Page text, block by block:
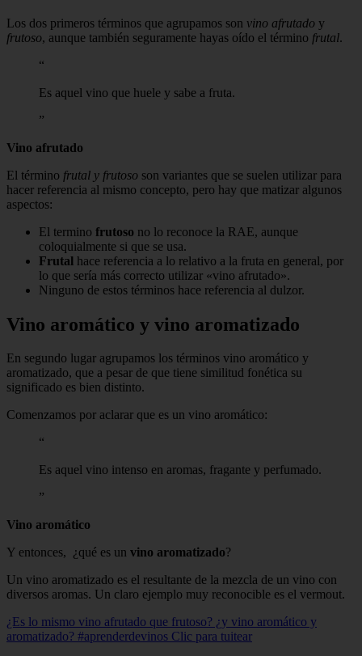
Los dos primeros términos que agrupamos son vino afrutado y
frutoso, aunque también seguramente hayas oído el término frutal.
Es aquel vino que huele y sabe a fruta.
Vino afrutado
El término frutal y frutoso son variantes que se suelen utilizar para
hacer referencia al mismo concepto, pero hay que matizar algunos
aspectos:
El termino frutoso no lo reconoce la RAE, aunque
coloquialmente si que se usa.
Frutal hace referencia a lo relativo a la fruta en general, por
lo que sería más correcto utilizar «vino afrutado».
Ninguno de estos términos hace referencia al dulzor.
Vino aromático y vino aromatizado
En segundo lugar agrupamos los términos vino aromático y
aromatizado, que a pesar de que tiene similitud fonética su
significado es bien distinto.
Comenzamos por aclarar que es un vino aromático:
Es aquel vino intenso en aromas, fragante y perfumado.
Vino aromático
Y entonces, ¿qué es un vino aromatizado?
Un vino aromatizado es el resultante de la mezcla de un vino con
diversos aromas. Un claro ejemplo muy reconocible es el vermout.
¿Es lo mismo vino afrutado que frutoso? ¿y vino aromático y
aromatizado? #aprenderdevinos Clic para tuitear